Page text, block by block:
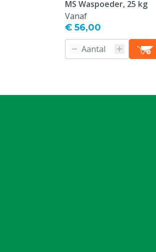
MS Waspoeder, 25 kg
Vanaf
€ 56,00